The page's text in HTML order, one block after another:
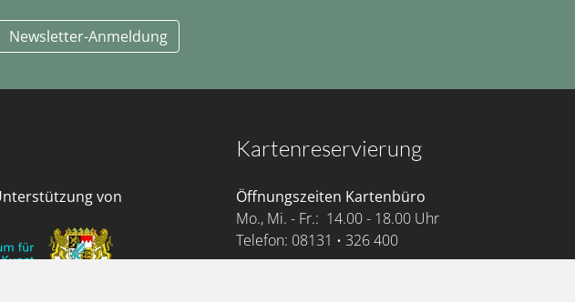
Newsletter-Anmeldung
von
Kartenreservierung
Öffnungszeiten Kartenbüro
Mo., Mi. - Fr.: 14.00 - 18.00 Uhr
Telefon: 08131 • 326 400